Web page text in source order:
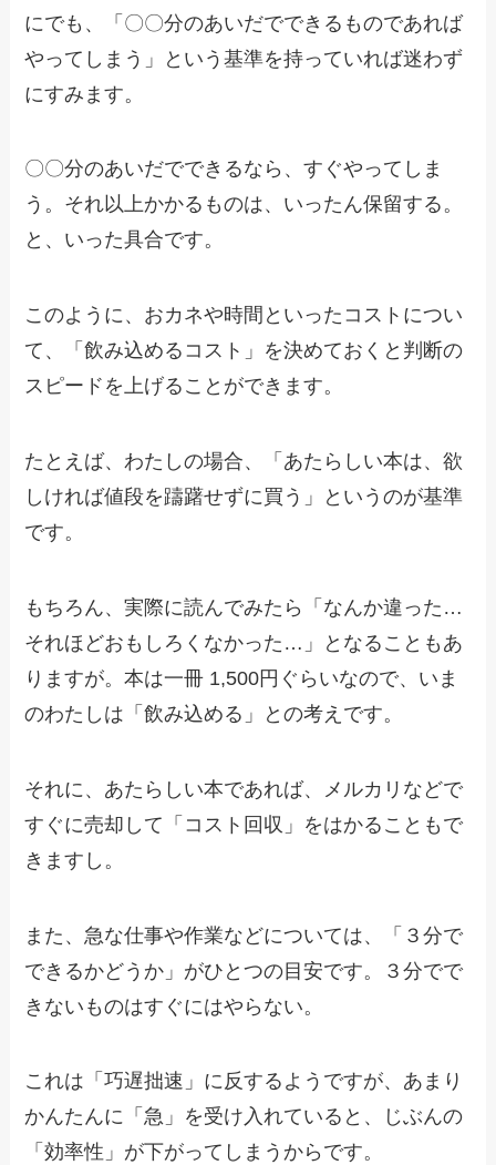
にでも、「〇〇分のあいだでできるものであれば
やってしまう」という基準を持っていれば迷わず
にすみます。
〇〇分のあいだでできるなら、すぐやってしま
う。それ以上かかるものは、いったん保留する。
と、いった具合です。
このように、おカネや時間といったコストについ
て、「飲み込めるコスト」を決めておくと判断の
スピードを上げることができます。
たとえば、わたしの場合、「あたらしい本は、欲
しければ値段を躊躇せずに買う」というのが基準
です。
もちろん、実際に読んでみたら「なんか違った…
それほどおもしろくなかった…」となることもあ
りますが。本は一冊 1,500円ぐらいなので、いま
のわたしは「飲み込める」との考えです。
それに、あたらしい本であれば、メルカリなどで
すぐに売却して「コスト回収」をはかることもで
きますし。
また、急な仕事や作業などについては、「３分で
できるかどうか」がひとつの目安です。３分でで
きないものはすぐにはやらない。
これは「巧遅拙速」に反するようですが、あまり
かんたんに「急」を受け入れていると、じぶんの
「効率性」が下がってしまうからです。